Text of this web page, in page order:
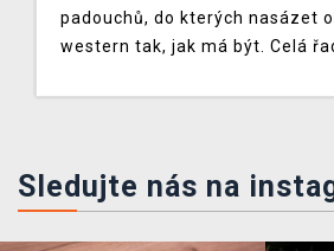
padouchů, do kterých nasázet
western tak, jak má být. Celá
Sledujte nás na